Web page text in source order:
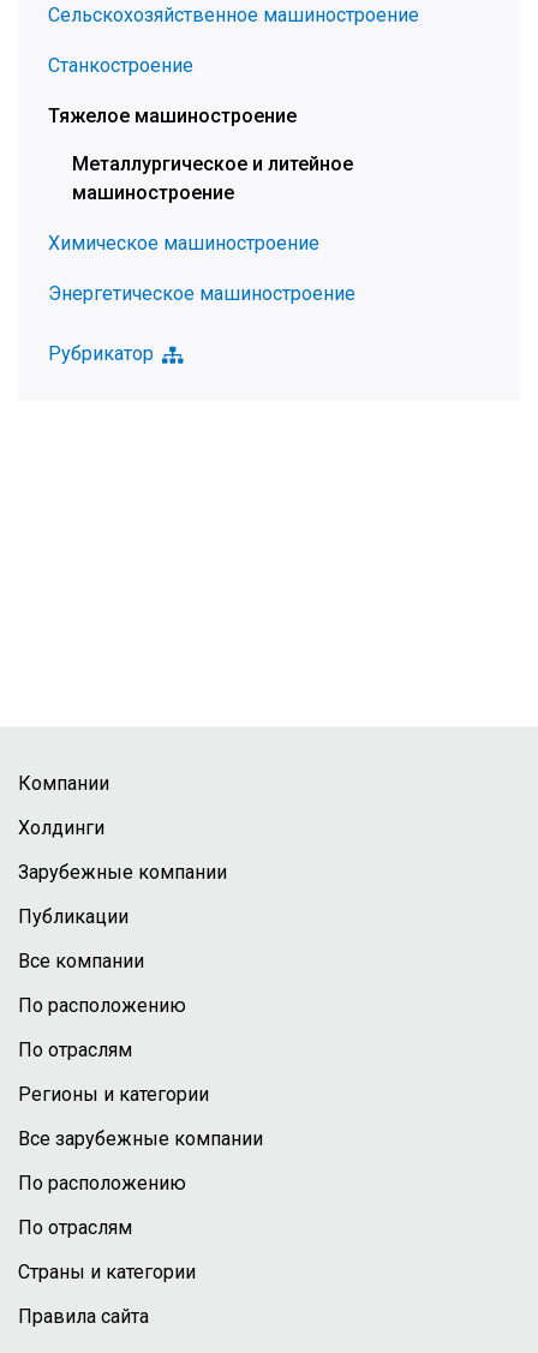
Сельскохозяйственное машиностроение
Станкостроение
Тяжелое машиностроение
Металлургическое и литейное
машиностроение
Химическое машиностроение
Энергетическое машиностроение
Рубрикатор
Компании
Холдинги
Зарубежные компании
Публикации
Все компании
По расположению
По отраслям
Регионы и категории
Все зарубежные компании
По расположению
По отраслям
Страны и категории
Правила сайта